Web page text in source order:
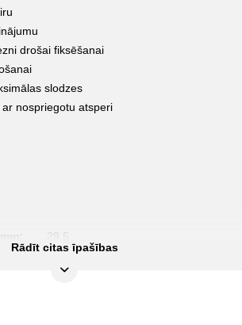
drošai fiksēšanai
slodzes
nospriegotu atsperi
29,5
Rādīt citas īpašības